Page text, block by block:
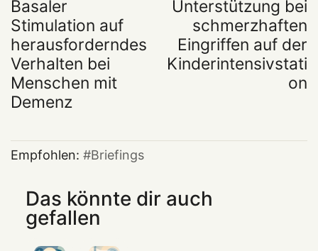
Basaler
Stimulation auf
herausforderndes
Verhalten bei
Menschen mit
Demenz
Unterstützung bei
schmerzhaften
Eingriffen auf der
Kinderintensivstati
on
Empfohlen: Briefings
Das könnte dir auch
gefallen